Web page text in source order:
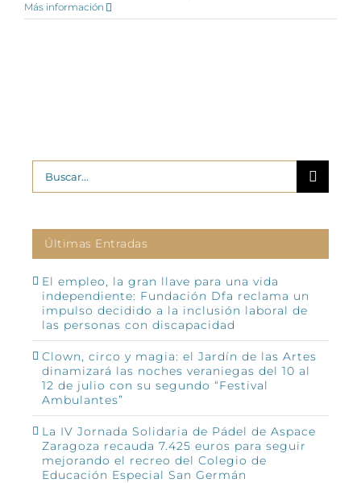
Más información
Buscar:
Últimas Entradas
El empleo, la gran llave para una vida
independiente: Fundación Dfa reclama un
impulso decidido a la inclusión laboral de
las personas con discapacidad
Clown, circo y magia: el Jardín de las Artes
dinamizará las noches veraniegas del 10 al
12 de julio con su segundo “Festival
Ambulantes”
La IV Jornada Solidaria de Pádel de Aspace
Zaragoza recauda 7.425 euros para seguir
mejorando el recreo del Colegio de
Educación Especial San Germán